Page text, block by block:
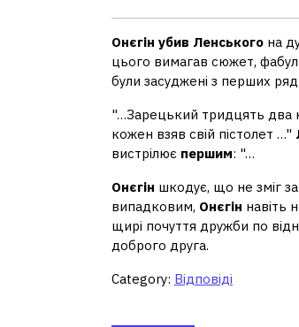
Онєгін убив Ленського на
цього вимагав сюжет,
були засуджені з перших
"…Зарецький тридцять два
кожен взяв свій пістолет …"
вистрілює першим: "…
Онєгін шкодує, що не зміг
випадковим, Онєгін навіть
щирі почуття дружби по
доброго друга.
Category: Відповіді